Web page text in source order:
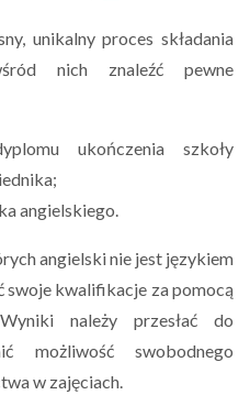
unikalny proces składania
nich znaleźć pewne
ukończenia szkoły
angielskiego.
angielski nie jest językiem
swoje kwalifikacje za pomocą
należy przesłać do
możliwość swobodnego
w zajęciach.